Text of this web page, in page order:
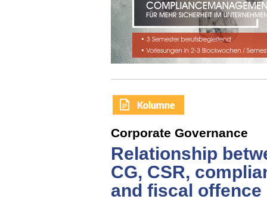
Corporate Governance
Relationship
CG, CSR,
and fiscal offence